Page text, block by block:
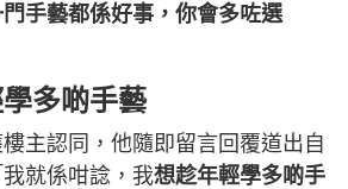
門手藝都係好事，你會多咗選
多啲手藝
主認同，他隨即留言回覆道出自
就係咁諗，我想趁年輕學多啲手